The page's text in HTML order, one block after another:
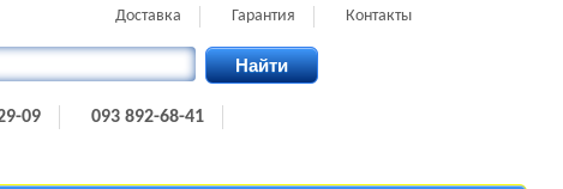
Доставка Гарантия Контакты
Найти
09
093 892-68-41